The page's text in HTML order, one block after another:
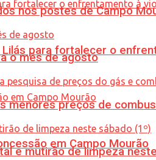
para fortalecer o
em Campo Mourão
nos postes de Campo
o mês de agosto
menores preços de
e mutirão de limpeza